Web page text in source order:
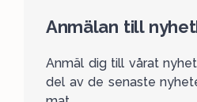
Anmälan till
Anmäl dig till vårat
del av de senaste